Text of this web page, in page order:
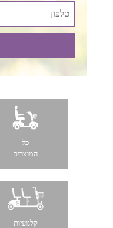
כל
המוצרים
קלנועיות